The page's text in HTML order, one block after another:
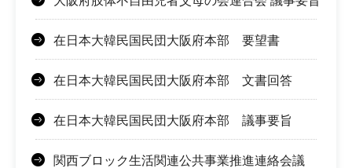
在日本大韓民国民団大阪府本部 要望書
在日本大韓民国民団大阪府本部 文書回答
在日本大韓民国民団大阪府本部 議事要旨
関西ブロック生活関連公共事業推進連絡会議